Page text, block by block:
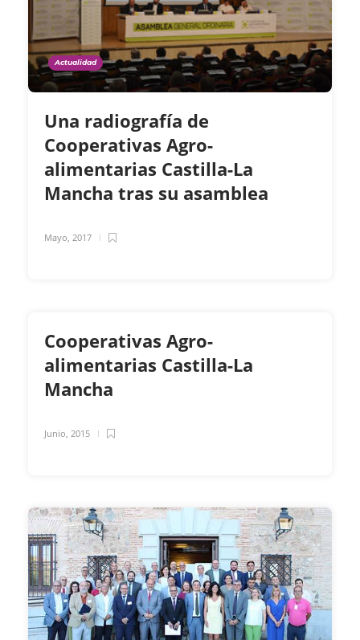
Actualidad
Una radiografía de
Cooperativas Agro-
alimentarias Castilla-La
Mancha tras su asamblea
Mayo, 2017
Cooperativas Agro-
alimentarias Castilla-La
Mancha
Junio, 2015